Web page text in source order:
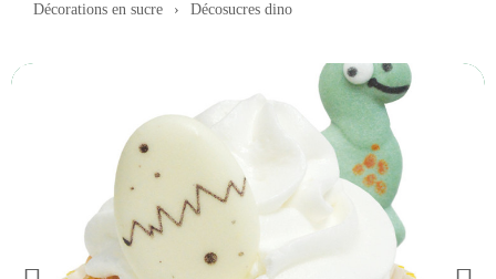
Décorations en sucre
Décosucres dino